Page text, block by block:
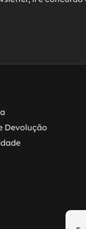
Devolução